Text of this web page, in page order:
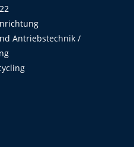
Antriebstechnik /